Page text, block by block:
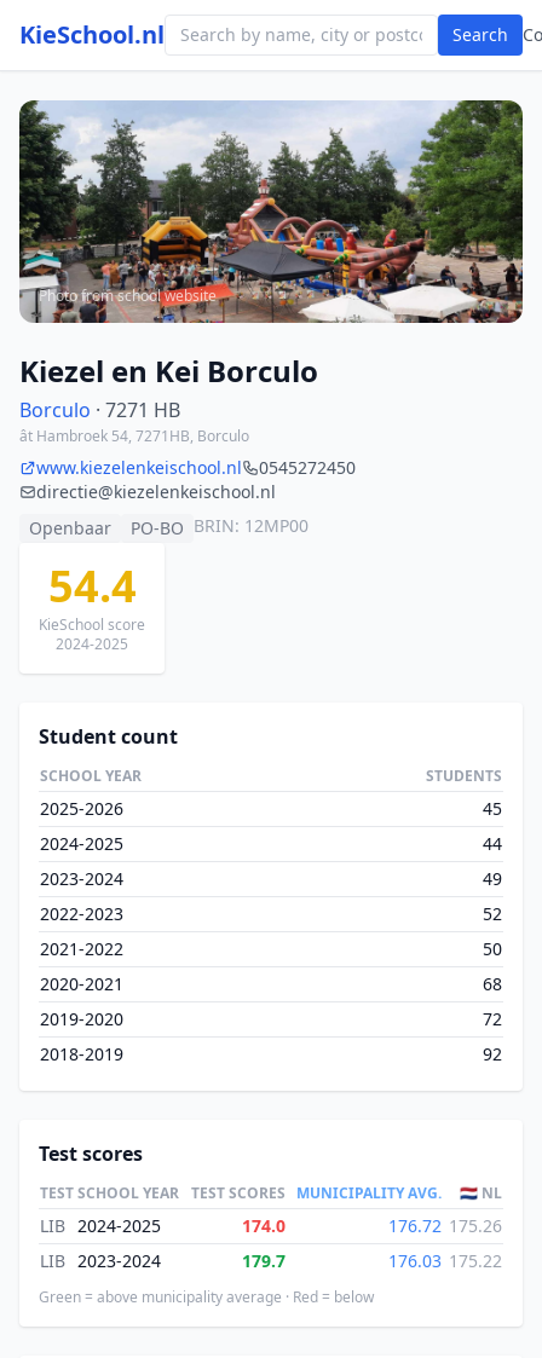
KieSchool.nl Search
Photo from school website
Kiezel en Kei Borculo
Borculo · 7271 HB
ât Hambroek 54, 7271HB, Borculo
www.kiezelenkeischool.nl
0545272450
directie@kiezelenkeischool.nl
Openbaar
PO-BO BRIN: 12MP00
54.4
KieSchool score
2024-2025
Student count
SCHOOL YEAR STUDENTS
2025-2026
45
2024-2025
44
2023-2024
49
2022-2023
52
2021-2022
50
2020-2021
68
2019-2020
72
2018-2019
92
Test scores
TESTSCHOOL YEAR TEST SCORES MUNICIPALITY AVG. 🇳🇱 NL
LIB 2024-2025 174.0 176.72 175.26
LIB 2023-2024 179.7 176.03 175.22
Green = above municipality average · Red = below